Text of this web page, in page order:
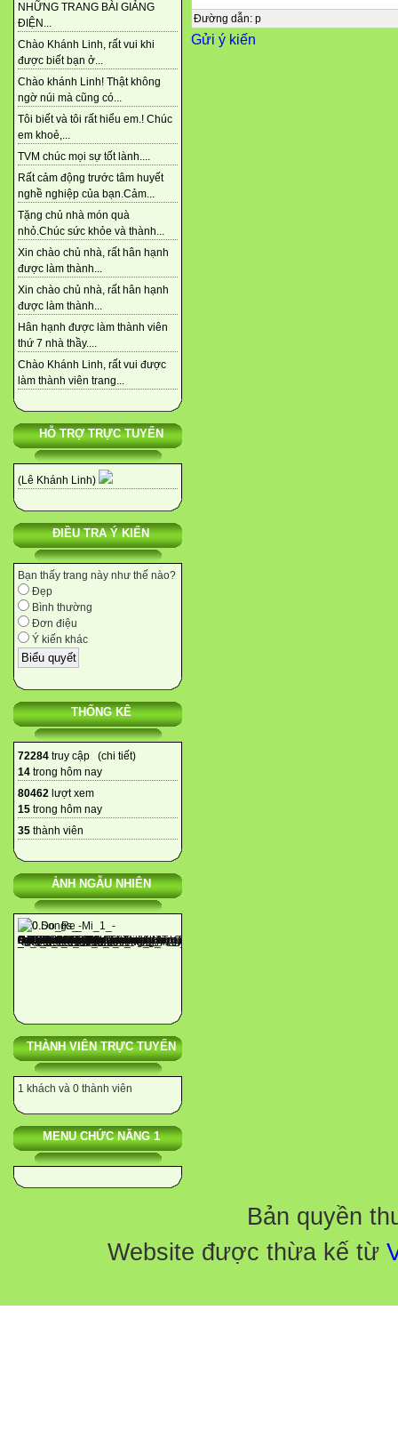
NHỮNG TRANG BÀI GIẢNG
ĐIỆN...
Chào Khánh Linh, rất vui khi
được biết bạn ở...
Chào khánh Linh! Thật không
ngờ núi mà cũng có...
Tôi biết và tôi rất hiểu em.! Chúc
em khoẻ,...
TVM chúc mọi sự tốt lành....
Rất cảm động trước tâm huyết
nghề nghiệp của bạn.Cảm...
Tặng chủ nhà món quà
nhỏ.Chúc sức khỏe và thành...
Xin chào chủ nhà, rất hân hạnh
được làm thành...
Xin chào chủ nhà, rất hân hạnh
được làm thành...
Hân hạnh được làm thành viên
thứ 7 nhà thầy....
Chào Khánh Linh, rất vui được
làm thành viên trang...
HỖ TRỢ TRỰC TUYẾN
(Lê Khánh Linh)
ĐIỀU TRA Ý KIẾN
Bạn thấy trang này như thế nào?
Đẹp
Bình thường
Đơn điệu
Ý kiến khác
THỐNG KÊ
72284 truy cập (chi tiết)
14 trong hôm nay
80462 lượt xem
15 trong hôm nay
35 thành viên
ẢNH NGẪU NHIÊN
THÀNH VIÊN TRỰC TUYẾN
1 khách và 0 thành viên
MENU CHỨC NĂNG 1
Đường dẫn: p
Gửi ý kiến
Bản quyền
Website được thừa kế từ